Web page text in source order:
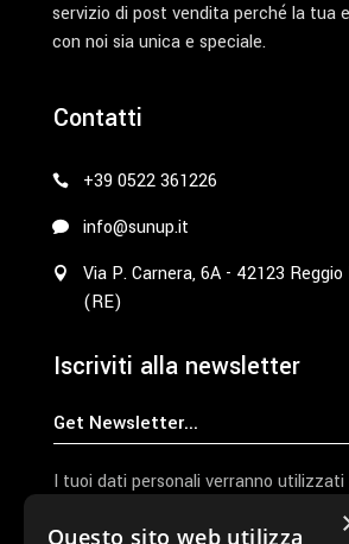
servizio di post vendita perché la tua
con noi sia unica e speciale.
Contatti
+39 0522 361226
info@sunup.it
Via P. Carnera, 6A - 42123 Reggio
(RE)
Iscriviti alla newsletter
I tuoi dati personali verranno
l'elaborazione della richiesta e per
nella nostraprivacy policy
Questo sito web utilizza